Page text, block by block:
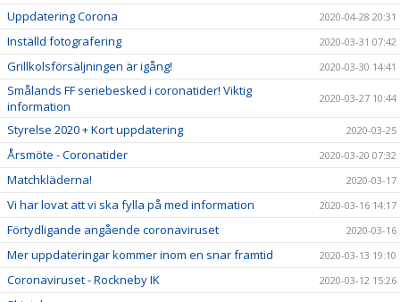
Uppdatering Corona 2020-04-28 20:31
Inställd fotografering 2020-03-31 07:42
Grillkolsförsäljningen är igång! 2020-03-30 14:41
Smålands FF seriebesked i coronatider! Viktig
information
2020-03-27 10:44
Styrelse 2020 + Kort uppdatering 2020-03-25
Årsmöte - Coronatider 2020-03-20 07:32
Matchkläderna! 2020-03-17
Vi har lovat att vi ska fylla på med information 2020-03-16 14:17
Förtydligande angående coronaviruset 2020-03-16
Mer uppdateringar kommer inom en snar framtid 2020-03-13 19:10
Coronaviruset - Rockneby IK 2020-03-12 15:26